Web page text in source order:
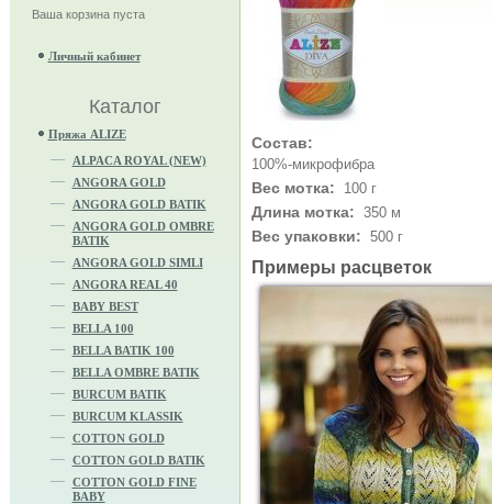
Ваша корзина пуста
Личный кабинет
Каталог
Пряжа ALIZE
ALPACA ROYAL (NEW)
ANGORA GOLD
ANGORA GOLD BATIK
ANGORA GOLD OMBRE
BATIK
ANGORA GOLD SIMLI
ANGORA REAL 40
BABY BEST
BELLA 100
BELLA BATIK 100
BELLA OMBRE BATIK
BURCUM BATIK
BURCUM KLASSIK
COTTON GOLD
COTTON GOLD BATIK
COTTON GOLD FINE
BABY
Состав:
100%-микрофибра
Вес мотка: 100 г
Длина мотка: 350 м
Вес упаковки: 500 г
Примеры расцветок